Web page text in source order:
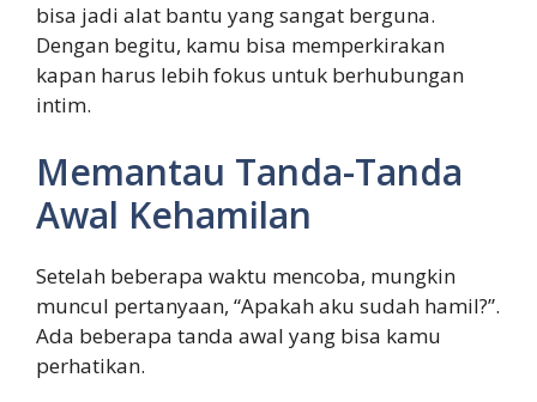
bisa jadi alat bantu yang sangat berguna.
Dengan begitu, kamu bisa memperkirakan
kapan harus lebih fokus untuk berhubungan
intim.
Memantau Tanda-Tanda
Awal Kehamilan
Setelah beberapa waktu mencoba, mungkin
muncul pertanyaan, “Apakah aku sudah hamil?”.
Ada beberapa tanda awal yang bisa kamu
perhatikan.